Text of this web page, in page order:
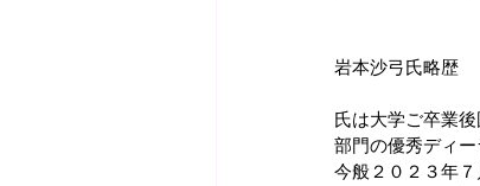
岩本沙弓氏略歴
氏は大学ご卒業
部門の優秀ディ
今般２０２３年７